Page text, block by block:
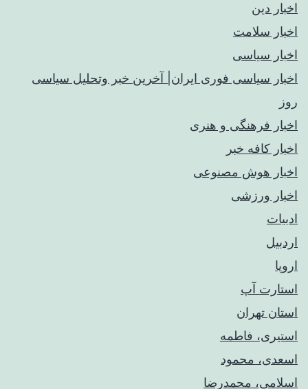
اخبار دین
اخبار سلامت
اخبار سیاسی
اخبار سیاسی فوری ایران| آخرین خبر وتحلیل سیاسی
روز
اخبار فرهنگی و هنری
اخبار کافه خبر
اخبار هوش مصنوعی
اخبار ورزشی
ادبیات
اردبیل
اروپا
استارت آپ
استان تهران
استیری، فاطمه
اسعدی، محمود
اسلامی، محمدرضا